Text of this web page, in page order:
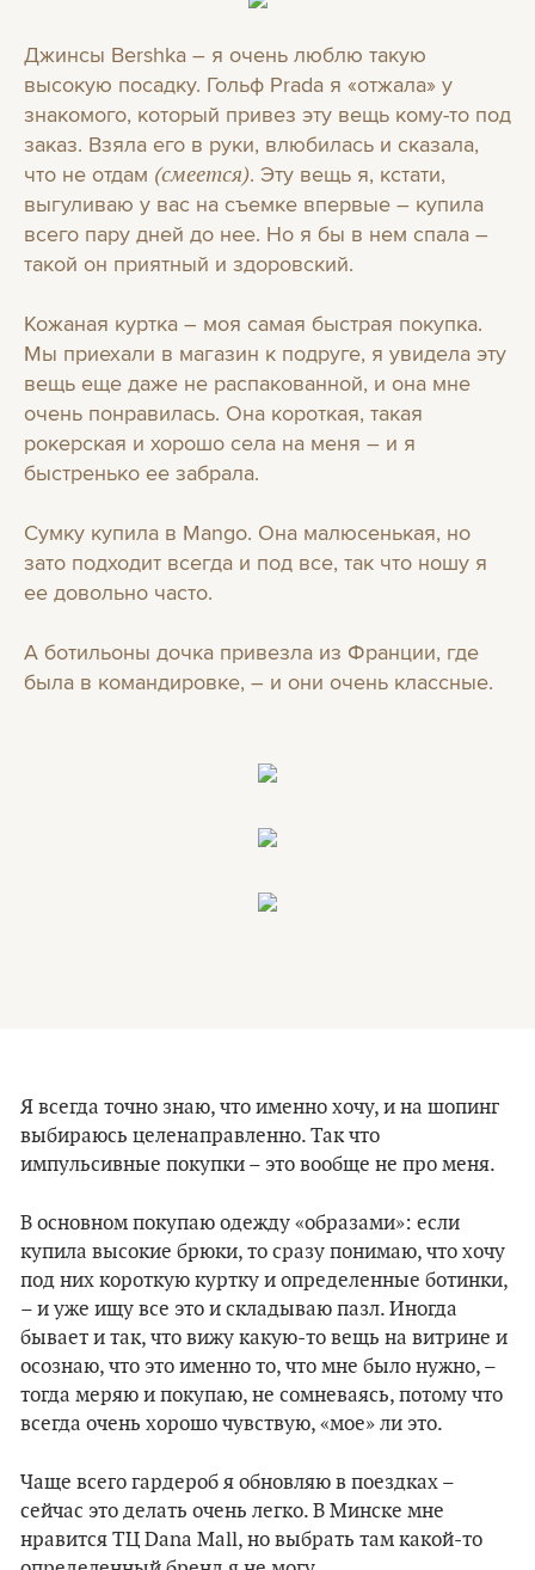
Джинсы Bershka – я очень люблю такую
высокую посадку. Гольф Prada я «отжала» у
знакомого, который привез эту вещь кому-то под
заказ. Взяла его в руки, влюбилась и сказала,
что не отдам (смеется). Эту вещь я, кстати,
выгуливаю у вас на съемке впервые – купила
всего пару дней до нее. Но я бы в нем спала –
такой он приятный и здоровский.
Кожаная куртка – моя самая быстрая покупка.
Мы приехали в магазин к подруге, я увидела эту
вещь еще даже не распакованной, и она мне
очень понравилась. Она короткая, такая
рокерская и хорошо села на меня – и я
быстренько ее забрала.
Сумку купила в Mango. Oна малюсенькая, но
зато подходит всегда и под все, так что ношу я
ее довольно часто.
А ботильоны дочка привезла из Франции, где
была в командировке, – и они очень классные.
Я всегда точно знаю, что именно хочу, и на шопинг
выбираюсь целенаправленно. Так что
импульсивные покупки – это вообще не про меня.
В основном покупаю одежду «образами»: если
купила высокие брюки, то сразу понимаю, что хочу
под них короткую куртку и определенные ботинки,
– и уже ищу все это и складываю пазл. Иногда
бывает и так, что вижу какую-то вещь на витрине и
осознаю, что это именно то, что мне было нужно, –
тогда меряю и покупаю, не сомневаясь, потому что
всегда очень хорошо чувствую, «мое» ли это.
Чаще всего гардероб я обновляю в поездках –
сейчас это делать очень легко. В Минске мне
нравится ТЦ Dana Mall, но выбрать там какой-то